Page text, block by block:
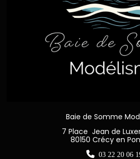
Baie de Somme
7 Place Jean de
80150 Crécy en
 03 22 20 06